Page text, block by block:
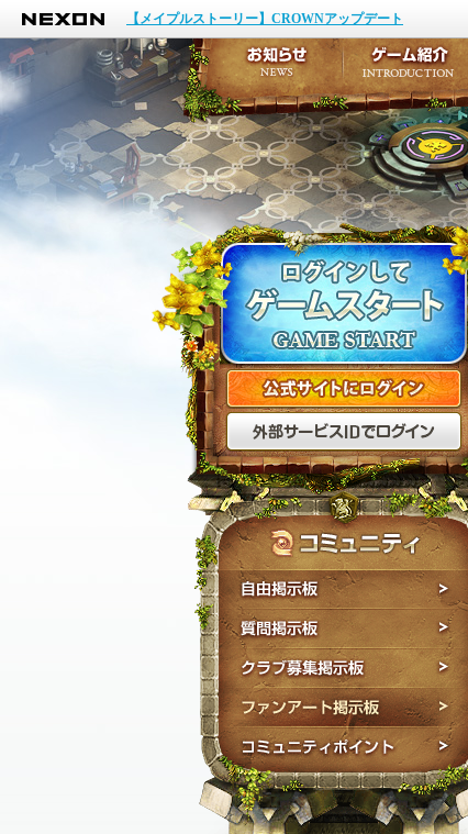
NEXON
【メイプルストーリー】CROWNアップデート
お知らせ
イベント
アップデート
メンテナンス